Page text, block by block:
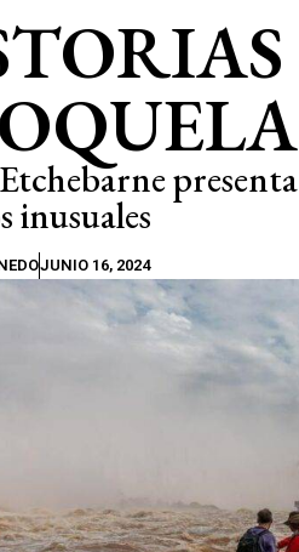
inusuales
JUNIO 16, 2024